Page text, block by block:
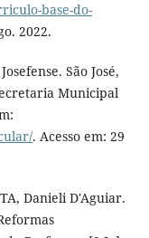
base-do-
2022.
São José,
Municipal
. Acesso em: 29
Danieli D'Aguiar.